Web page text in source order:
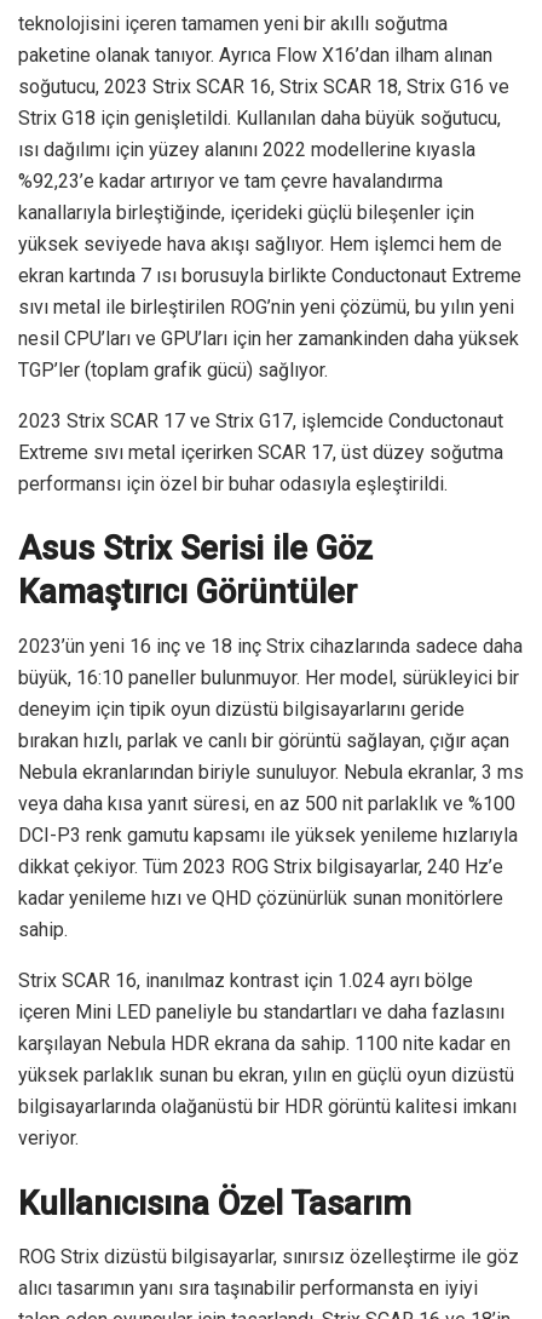
teknolojisini içeren tamamen yeni bir akıllı soğutma
paketine olanak tanıyor. Ayrıca Flow X16’dan ilham alınan
soğutucu, 2023 Strix SCAR 16, Strix SCAR 18, Strix G16 ve
Strix G18 için genişletildi. Kullanılan daha büyük soğutucu,
ısı dağılımı için yüzey alanını 2022 modellerine kıyasla
%92,23’e kadar artırıyor ve tam çevre havalandırma
kanallarıyla birleştiğinde, içerideki güçlü bileşenler için
yüksek seviyede hava akışı sağlıyor. Hem işlemci hem de
ekran kartında 7 ısı borusuyla birlikte Conductonaut Extreme
sıvı metal ile birleştirilen ROG’nin yeni çözümü, bu yılın yeni
nesil CPU’ları ve GPU’ları için her zamankinden daha yüksek
TGP’ler (toplam grafik gücü) sağlıyor.
2023 Strix SCAR 17 ve Strix G17, işlemcide Conductonaut
Extreme sıvı metal içerirken SCAR 17, üst düzey soğutma
performansı için özel bir buhar odasıyla eşleştirildi.
Asus Strix Serisi ile Göz
Kamaştırıcı Görüntüler
2023’ün yeni 16 inç ve 18 inç Strix cihazlarında sadece daha
büyük, 16:10 paneller bulunmuyor. Her model, sürükleyici bir
deneyim için tipik oyun dizüstü bilgisayarlarını geride
bırakan hızlı, parlak ve canlı bir görüntü sağlayan, çığır açan
Nebula ekranlarından biriyle sunuluyor. Nebula ekranlar, 3 ms
veya daha kısa yanıt süresi, en az 500 nit parlaklık ve %100
DCI-P3 renk gamutu kapsamı ile yüksek yenileme hızlarıyla
dikkat çekiyor. Tüm 2023 ROG Strix bilgisayarlar, 240 Hz’e
kadar yenileme hızı ve QHD çözünürlük sunan monitörlere
sahip.
Strix SCAR 16, inanılmaz kontrast için 1.024 ayrı bölge
içeren Mini LED paneliyle bu standartları ve daha fazlasını
karşılayan Nebula HDR ekrana da sahip. 1100 nite kadar en
yüksek parlaklık sunan bu ekran, yılın en güçlü oyun dizüstü
bilgisayarlarında olağanüstü bir HDR görüntü kalitesi imkanı
veriyor.
Kullanıcısına Özel Tasarım
ROG Strix dizüstü bilgisayarlar, sınırsız özelleştirme ile göz
alıcı tasarımın yanı sıra taşınabilir performansta en iyiyi